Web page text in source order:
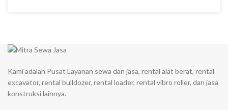
Kami adalah Pusat Layanan sewa dan jasa, rental alat berat, rental
excavator, rental bulldozer, rental loader, rental vibro roller, dan jasa
konstruksi lainnya.